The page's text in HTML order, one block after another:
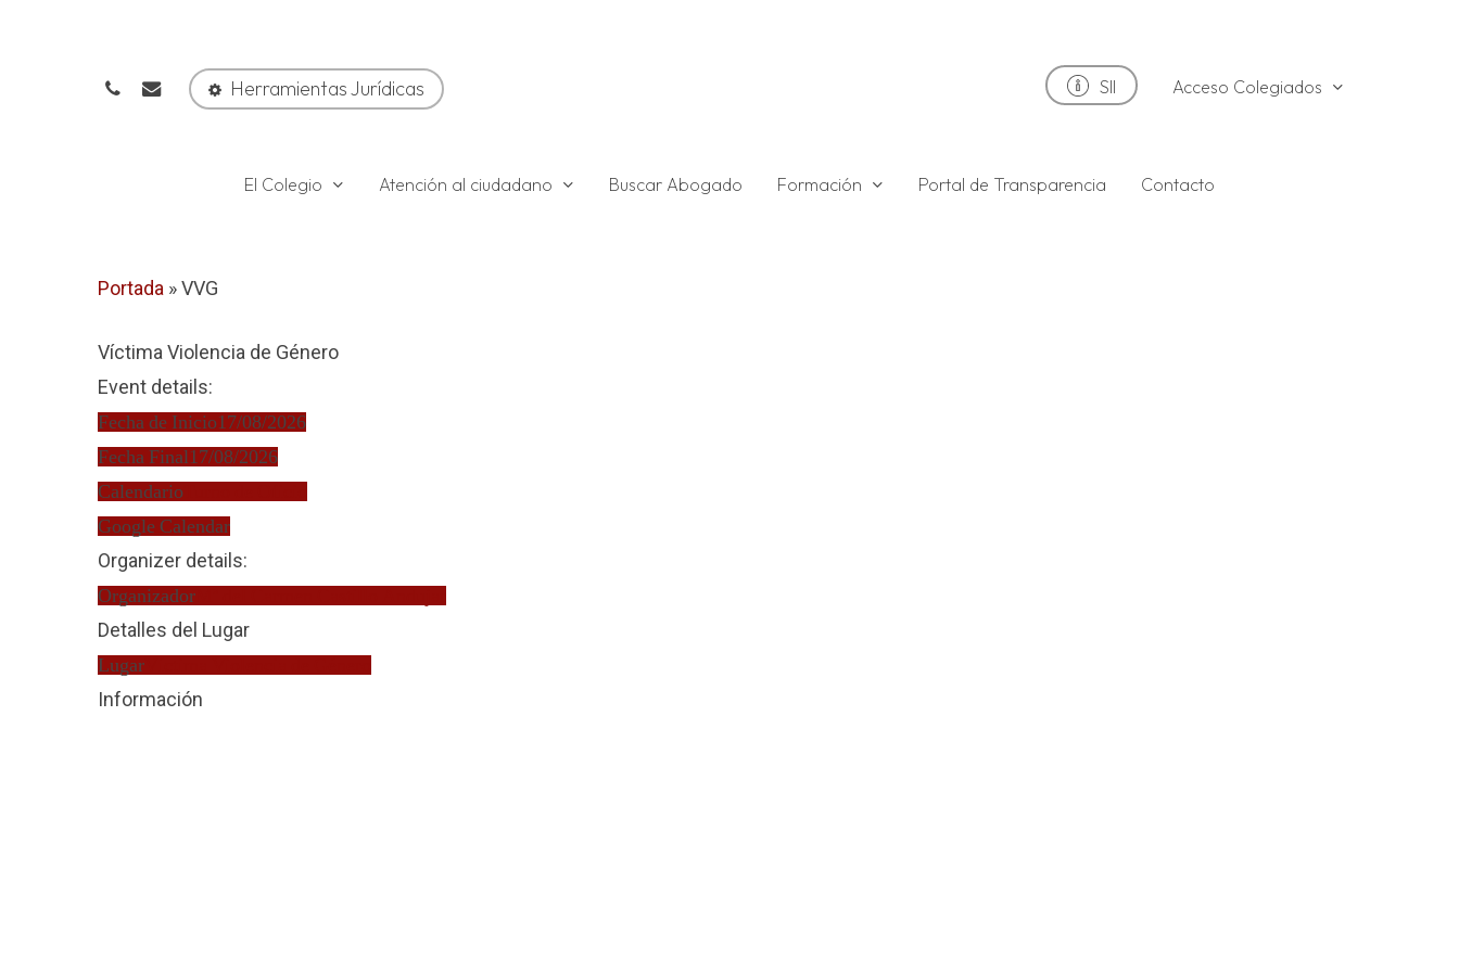
phoneemail Herramientas Jurídicas SII Acceso Colegiados
El Colegio Atención al ciudadano Buscar Abogado Formación Portal de Transparencia Contacto
Portada »VVG
Víctima Violencia de Género
Event details:
Fecha de Inicio17/08/2026
Fecha Final 17/08/2026
Calendario
Google Calendar
Organizer details:
Organizador
Detalles del Lugar
Lugar
Información